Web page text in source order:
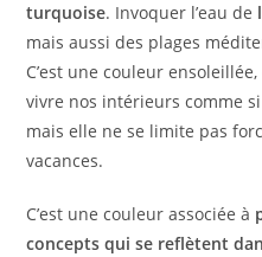
turquoise. Invoquer l’eau de
mais aussi des plages
C’est une couleur
vivre nos intérieurs comme
mais elle ne se limite pas
vacances.
C’est une couleur associée à
concepts qui se reflètent